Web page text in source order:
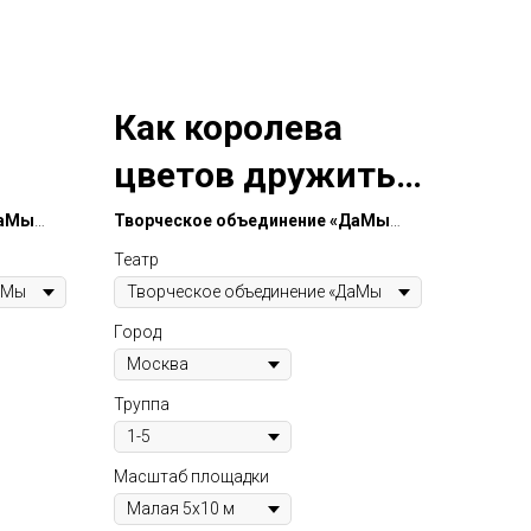
—
Как королева
цветов дружить
научилась
Творческое объединение «ДаМы
Яркие костюмы, вовлечение зрителей
в события сказки, исполнение в жанре
белой клоунады и хорошее
настроение — все это сказка «Как
Королева Цветов дружить научилась».
Театр
Город
Труппа
Масштаб площадки